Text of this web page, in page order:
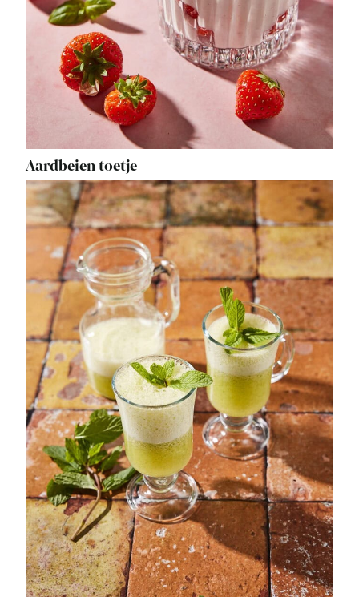
Aardbeien toetje